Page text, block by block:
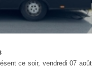
ce soir, vendredi 07 août